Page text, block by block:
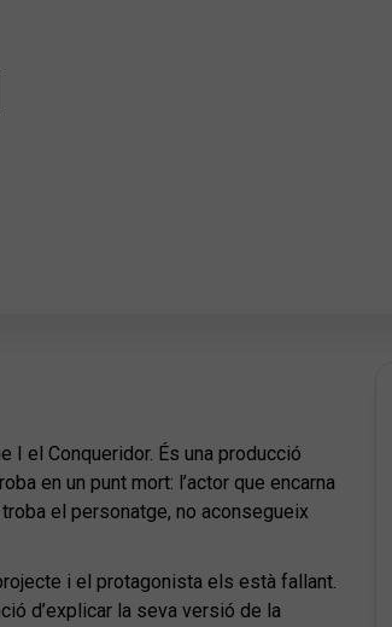
I el Conqueridor. És una producció
en un punt mort: l’actor que encarna
el personatge, no aconsegueix
i el protagonista els està fallant.
d’explicar la seva versió de la